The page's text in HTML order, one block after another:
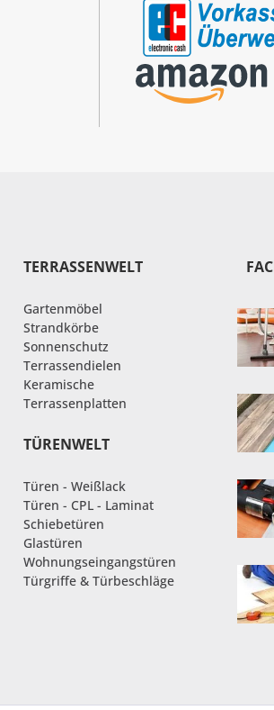
TERRASSENWELT
Gartenmöbel
Strandkörbe
Sonnenschutz
Terrassendielen
Keramische
Terrassenplatten
TÜRENWELT
Türen - Weißlack
Türen - CPL - Laminat
Schiebetüren
Glastüren
Wohnungseingangstüren
Türgriffe & Türbeschläge